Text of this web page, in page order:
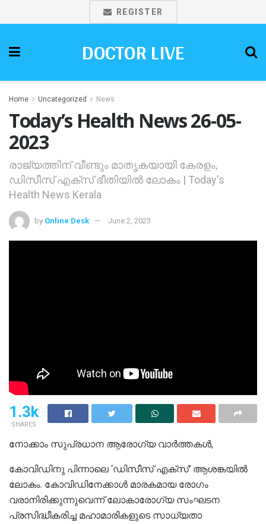
REGISTER
DOCTOR LIVE
Home Uncategorized News
Today’s Health News 26-05-
2023
രാജ്യത്തിന് വീണ്ടും മാതൃകയായി കേരളം,
ഡിസീസ് എക്‌സ് ഭീതിയില്‍ ലോകം | Today's
Health News Kerala
by Online Desk June 2, 2023
1.3k
SHARES
നോക്കാം സുപ്രധാന ആരോഗ്യ വാർത്തകൾ,
കോവിഡിനു പിന്നാലെ ‘ഡിസീസ് എക്സ്’ ആശങ്കയിൽ
ലോകം. കോവിഡിനേക്കാൾ മാരകമായ രോഗം
വരാനിരിക്കുന്നുവെന്ന് ലോകാരോഗ്യ സംഘടന
പ്രസിദ്ധീകരിച്ച മഹാമാരികളുടെ സാധ്യതാ